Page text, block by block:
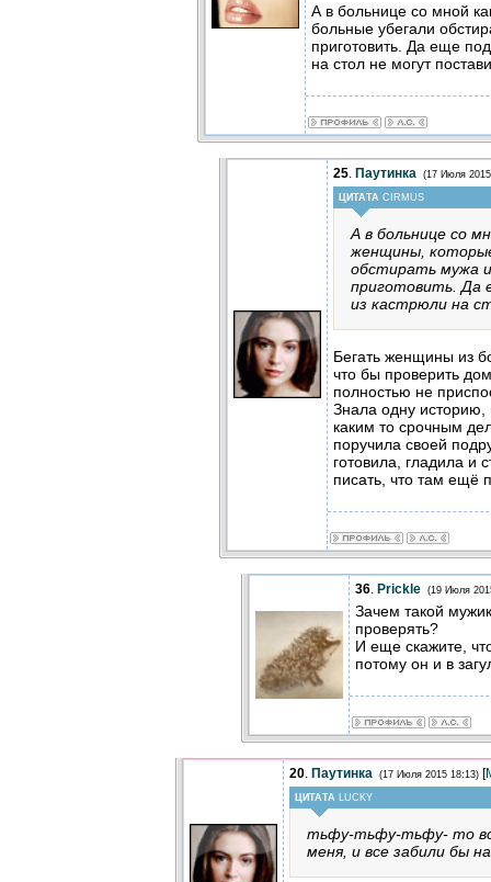
А в больнице со мной
больные убегали
приготовить. Да еще
на стол не могут
25. Паутинка (17 Июля
ЦИТАТА CIRMUS
А в больнице со
женщины,
обстирать мужа
приготовить. Да
из кастрюли на
Бегать женщины из
что бы проверить
полностью не
Знала одну
каким то срочным
поручила своей
готовила, гладила и
писать, что там ещё
36. Prickle (19 Июля
Зачем такой
проверять?
И еще скажите,
потому он и в
20. Паутинка (17 Июля 2015 18:13) [
ЦИТАТА LUCKY
тьфу-тьфу-тьфу- то
меня, и все забили бы